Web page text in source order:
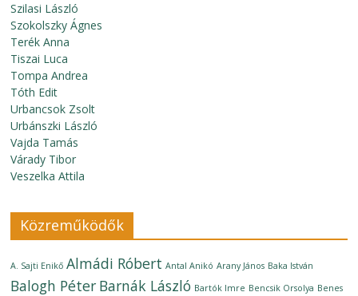
Szilasi László
Szokolszky Ágnes
Terék Anna
Tiszai Luca
Tompa Andrea
Tóth Edit
Urbancsok Zsolt
Urbánszki László
Vajda Tamás
Várady Tibor
Veszelka Attila
Közreműködők
A. Sajti Enikő Almádi Róbert Antal Anikó Arany János Baka István
Balogh Péter Barnák László Bartók Imre Bencsik Orsolya Benes